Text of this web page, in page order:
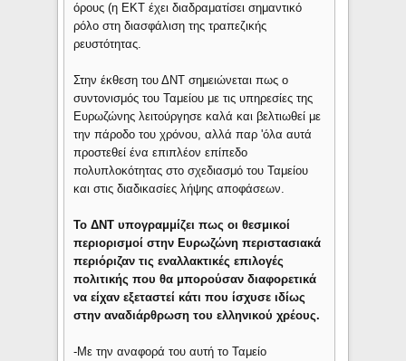
όρους (η ΕΚΤ έχει διαδραματίσει σημαντικό
ρόλο στη διασφάλιση της τραπεζικής
ρευστότητας.
Στην έκθεση του ΔΝΤ σημειώνεται πως ο
συντονισμός του Ταμείου με τις υπηρεσίες της
Ευρωζώνης λειτούργησε καλά και βελτιωθεί με
την πάροδο του χρόνου, αλλά παρ 'όλα αυτά
προστεθεί ένα επιπλέον επίπεδο
πολυπλοκότητας στο σχεδιασμό του Ταμείου
και στις διαδικασίες λήψης αποφάσεων.
Το ΔΝΤ υπογραμμίζει πως οι θεσμικοί
περιορισμοί στην Ευρωζώνη περιστασιακά
περιόριζαν τις εναλλακτικές επιλογές
πολιτικής που θα μπορούσαν διαφορετικά
να είχαν εξεταστεί κάτι που ίσχυσε ιδίως
στην αναδιάρθρωση του ελληνικού χρέους.
-Με την αναφορά του αυτή το Ταμείο